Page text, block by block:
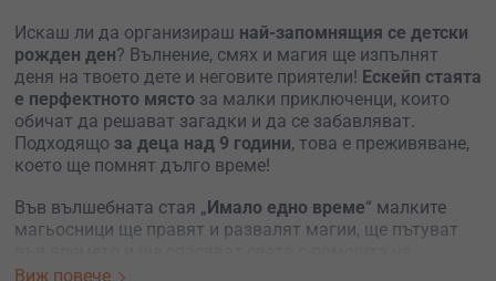
Искаш ли да организираш най-запомнящия се детски
рожден ден? Вълнение, смях и магия ще изпълнят
деня на твоето дете и неговите приятели! Ескейп стаята
е перфектното място за малки приключенци, които
обичат да решават загадки и да се забавляват.
Подходящо за деца над 9 години, това е преживяване,
което ще помнят дълго време!
Във вълшебната стая „ Имало едно време“ малките
магьосници ще правят и развалят магии, ще пътуват
логически загадки и магически предмети.
Виж повече